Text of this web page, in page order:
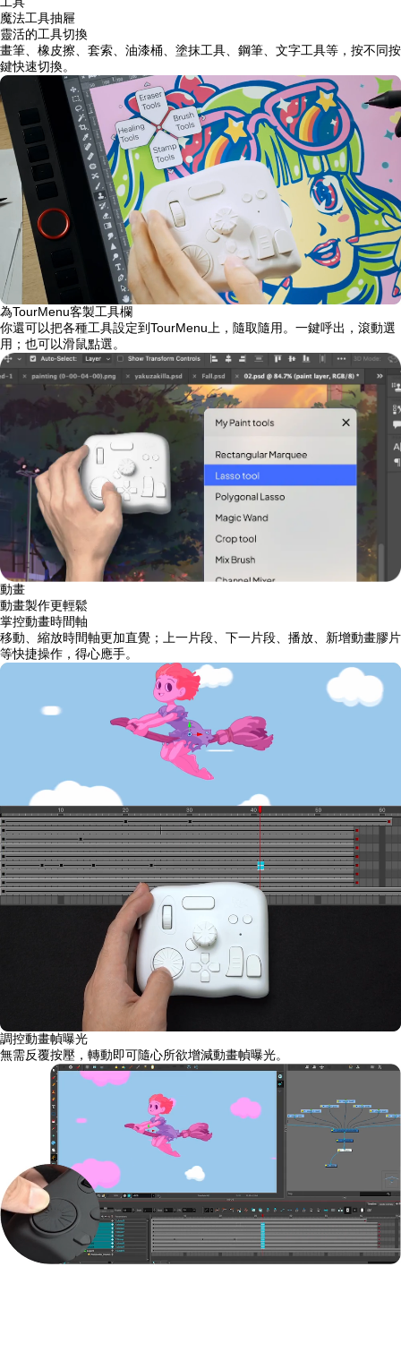
魔法工具抽屜
靈活的工具切換
畫筆、橡皮擦、套索、油漆桶、塗抹工具、鋼筆、文字工具等，按不同按
鍵快速切換。
為TourMenu客製工具欄
你還可以把各種工具設定到TourMenu上，隨取隨用。一鍵呼出，滾動選
用；也可以滑鼠點選。
動畫
動畫製作更輕鬆
掌控動畫時間軸
移動、縮放時間軸更加直覺；上一片段、下一片段、播放、新增動畫膠片
等快捷操作，得心應手。
調控動畫幀曝光
無需反覆按壓，轉動即可隨心所欲增減動畫幀曝光。